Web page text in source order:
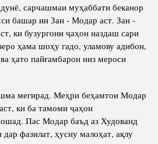
сарчашмаи муҳаббати беканор
башар ин Зан - Модар аст. Зан -
ки бузургони ҷаҳон наздаш сари
ҳама шоҳу гадо, уламову адибон,
ҳато пайғамбарон низ мероси
мегирад. Меҳри беҳамтои Модар
ки ба тамоми ҷаҳон
Пас Модар баъд аз Худованд
дар фазилат, ҳусну малоҳат, ақлу